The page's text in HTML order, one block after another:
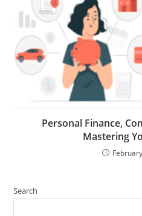
Personal Finance,
Mastering
Search